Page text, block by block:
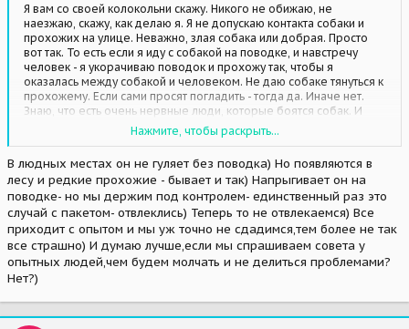
Я вам со своей колокольни скажу. Никого не обижаю, не
наезжаю, скажу, как делаю я. Я не допускаю контакта собаки и
прохожих на улице. Неважно, злая собака или добрая. Просто
вот так. То есть если я иду с собакой на поводке, и навстречу
человек - я укорачиваю поводок и прохожу так, чтобы я
оказалась между собакой и человеком. Не даю собаке тянуться к
прохожему. Если сами просят погладить - тогда да. Иначе нет.
Знаю, что есть очень нервные люди, которые боятся собак. И
проходят мимо собаки внутренне сжавшись от ужаса в комок.
Гулять без поводка - это вообще очень спорная тема. Но точно
прекрасно!
Нажмите, чтобы раскрыть...
В людных местах он не гуляет без поводка) Но появляются в
лесу и редкие прохожие - бывает и так) Напрыгивает он на
поводке- но мы держим под контролем- единственный раз это
случай с пакетом- отвлеклись) Теперь то не отвлекаемся) Все
приходит с опытом и мы уж точно не сдадимся,тем более не так
все страшно) И думаю лучше,если мы спрашиваем совета у
опытных людей,чем будем молчать и не делиться проблемами?
Нет?)